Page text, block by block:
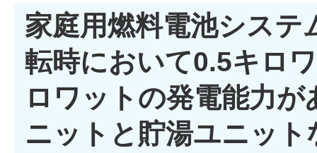
家庭用燃料電池システ
転時において0.5キロ
ロワットの発電能力が
ニットと貯湯ユニッ